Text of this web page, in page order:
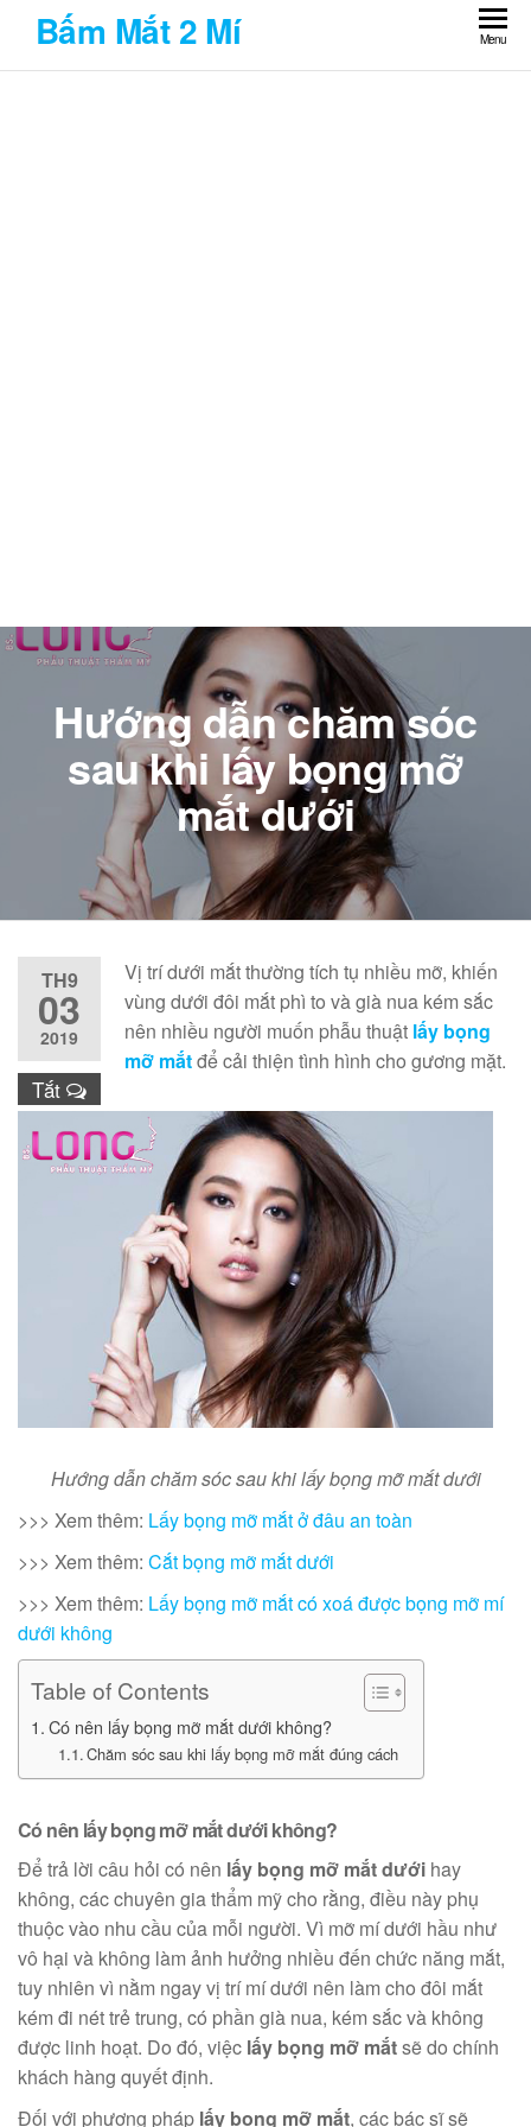
the
Bấm Mắt 2 Mí Menu
Hướng dẫn chăm sóc
sau khi lấy bọng mỡ
mắt dưới
TH9
03
2019
Tắt
Vị trí dưới mắt thường tích tụ nhiều mỡ, khiến
vùng dưới đôi mắt phì to và già nua kém sắc
nên nhiều người muốn phẫu thuật lấy bọng
mỡ mắtđể cải thiện tình hình cho gương mặt.
Hướng dẫn chăm sóc sau khi lấy bọng mỡ mắt dưới
>>> Xem thêm: Lấy bọng mỡ mắt ở đâu an toàn
>>> Xem thêm: Cắt bọng mỡ mắt dưới
>>> Xem thêm: Lấy bọng mỡ mắt có xoá được bọng mỡ mí
dưới không
Table of Contents
Có nên lấy bọng mỡ mắt dưới không?
Chăm sóc sau khi lấy bọng mỡ mắt đúng cách
Có nên lấy bọng mỡ mắt dưới không?
Để trả lời câu hỏi có nên lấy bọng mỡ mắt dưới hay
không, các chuyên gia thẩm mỹ cho rằng, điều này phụ
thuộc vào nhu cầu của mỗi người. Vì mỡ mí dưới hầu như
vô hại và không làm ảnh hưởng nhiều đến chức năng mắt,
tuy nhiên vì nằm ngay vị trí mí dưới nên làm cho đôi mắt
kém đi nét trẻ trung, có phần già nua, kém sắc và không
được linh hoạt. Do đó, việc lấy bọng mỡ mắtsẽ do chính
khách hàng quyết định.
Đối với phương pháp lấy bọng mỡ mắt, các bác sĩ sẽ